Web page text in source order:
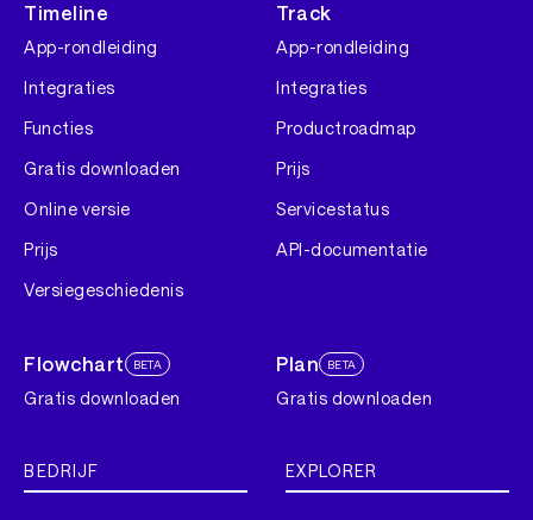
Timeline
App-rondleiding
Integraties
Functies
Gratis downloaden
Online versie
Prijs
Versiegeschiedenis
Track
App-rondleiding
Integraties
Productroadmap
Prijs
Servicestatus
API-documentatie
Flowchart BETA
Gratis downloaden
Plan BETA
Gratis downloaden
BEDRIJF EXPLORER